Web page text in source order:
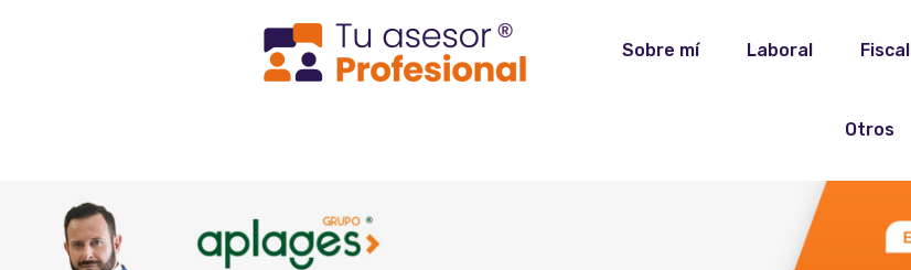
Sobre mí Laboral Fiscal
Otros